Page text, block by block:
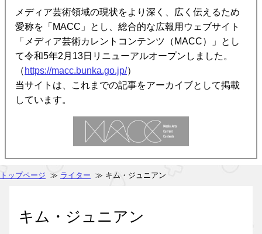
メディア芸術領域の現状をより深く、広く伝えるため
愛称を「MACC」とし、総合的な広報用ウェブサイト
「メディア芸術カレントコンテンツ（MACC）」とし
て令和5年2月13日リニューアルオープンしました。
（ https://macc.bunka.go.jp/）
当サイトは、これまでの記事をアーカイブとして掲載
しています。
トップページ ≫ ライター ≫ キム・ジュニアン
キム・ジュニアン